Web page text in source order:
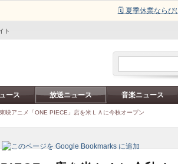
🗓️ 夏季休業ならび
ト
ース 放送ニュース 音楽ニュース
東映アニメ「ONE PIECE」店を米ＬＡに今秋オープン